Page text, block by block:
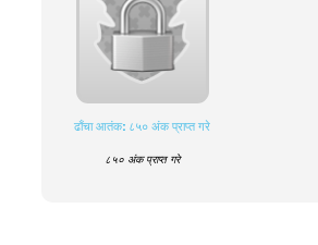
ढाँचा आतंक: ८५० अंक प्राप्त गरे
८५० अंक प्राप्त गरे